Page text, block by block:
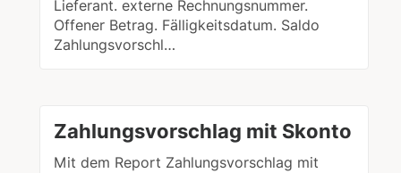
Lieferant. externe Rechnungsnummer.
Offener Betrag. Fälligkeitsdatum. Saldo
Zahlungsvorschl…
Zahlungsvorschlag mit Skonto
Mit dem Report Zahlungsvorschlag mit